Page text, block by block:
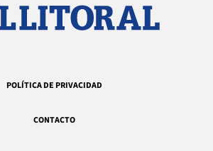
POLÍTICA DE PRIVACIDAD
CONTACTO